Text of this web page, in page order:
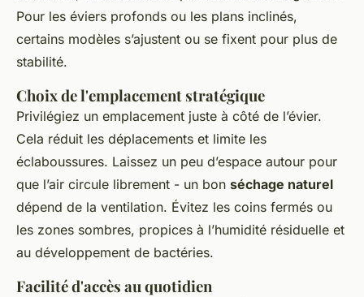
Pour les éviers profonds ou les plans inclinés,
certains modèles s’ajustent ou se fixent pour plus de
stabilité.
Choix de l'emplacement stratégique
Privilégiez un emplacement juste à côté de l’évier.
Cela réduit les déplacements et limite les
éclaboussures. Laissez un peu d’espace autour pour
que l’air circule librement - un bon séchage naturel
dépend de la ventilation. Évitez les coins fermés ou
les zones sombres, propices à l’humidité résiduelle et
au développement de bactéries.
Facilité d'accès au quotidien